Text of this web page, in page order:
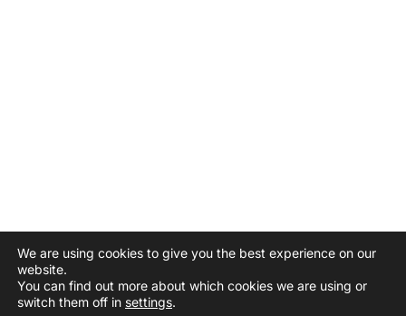
We are using cookies to give you the best experience on our
website.
You can find out more about which cookies we are using or
switch them off in settings.